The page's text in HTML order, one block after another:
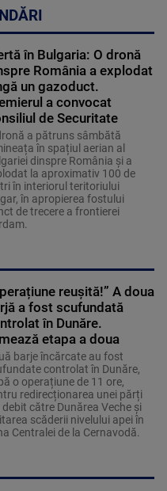
în Bulgaria: O dronă
România a explodat
un gazoduct.
a convocat
de Securitate
a pătruns sâmbătă
în spațiul aerian al
dinspre România și a
la aproximativ 100 de
în interiorul teritoriului
în apropierea fostului
de trecere a frontierei
reușită!” A doua
a fost scufundată
în Dunăre.
etapa a doua
barje încărcate au fost
controlat în Dunăre,
o operațiune de 11 ore,
redirecționarea unei părți
debit către Dunărea Veche și
scăderii nivelului apei în
Centralei de la Cernavodă.